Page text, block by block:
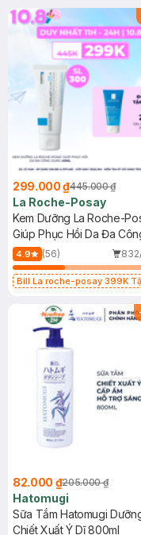
299.000 ₫445.000 ₫
La Roche-Posay
Kem Dưỡng La Roche-
Giúp Phục Hồi Da Đa
Dụng 40ml
4.9 (56)
Bill La roche-posay 399K
(SL có hạn)
82.000 ₫205.000 ₫
Hatomugi
Sữa Tắm Hatomugi
Chiết Xuất Ý Dĩ 800ml